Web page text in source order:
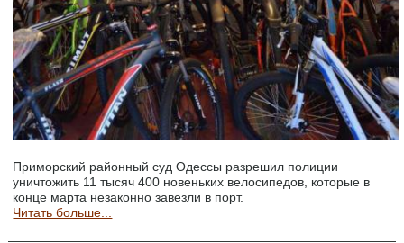
Приморский районный суд Одессы разрешил полиции
уничтожить 11 тысяч 400 новеньких велосипедов, которые в
конце марта незаконно завезли в порт.
Читать больше...